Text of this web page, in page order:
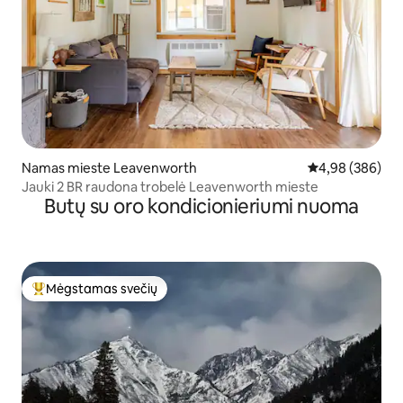
Namas mieste Leavenworth Vidutinis
4,98 (386)
Jauki 2 BR raudona trobelė Leavenworth mieste
Butų su oro kondicionieriumi nuoma
Svečių mėgstamiausias
Mėgstamas svečių